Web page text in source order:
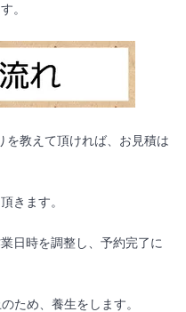
。
を教えて頂ければ、お見積は
きます。
日時を調整し、予約完了に
ため、養生をします。